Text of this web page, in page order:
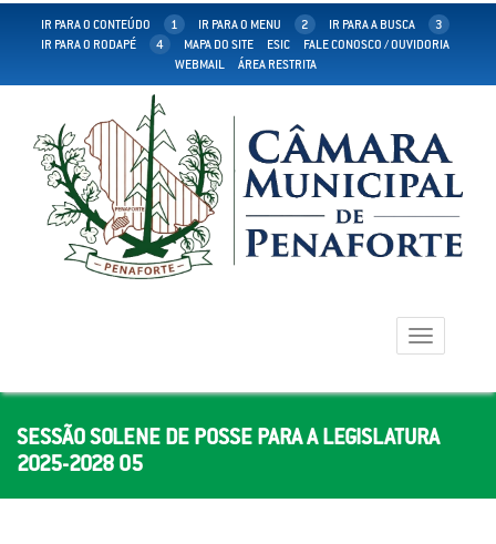
IR PARA O CONTEÚDO 1 IR PARA O MENU 2 IR PARA A BUSCA
3
IR PARA O RODAPÉ
4 MAPA DO SITE ESIC
FALE CONOSCO / OUVIDORIA
WEBMAIL
ÁREA RESTRITA
Toggle
navigation
SESSÃO SOLENE DE POSSE PARA A LEGISLATURA
2025-2028 05